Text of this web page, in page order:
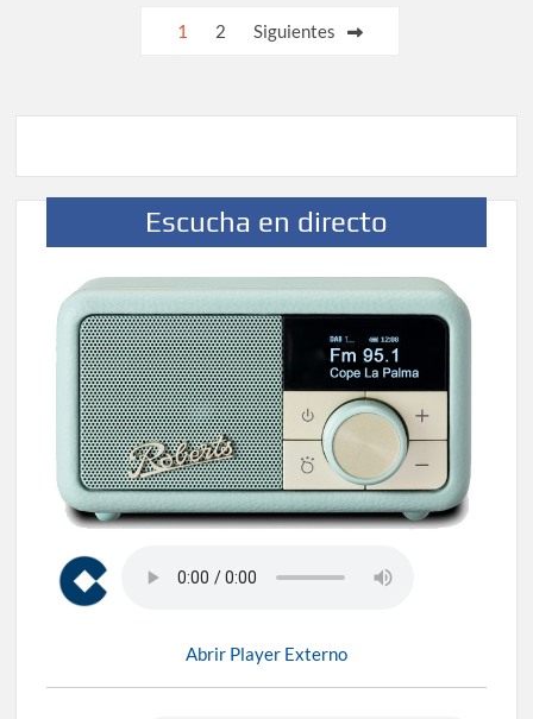
Paginación1 2 Siguientes
Escucha en directo
Abrir Player Externo